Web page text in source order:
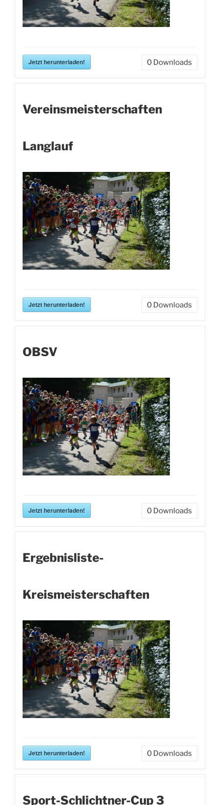
Jetzt herunterladen! 0 Downloads
Vereinsmeisterschaften
Langlauf
Jetzt herunterladen! 0 Downloads
OBSV
Jetzt herunterladen! 0 Downloads
Ergebnisliste-
Kreismeisterschaften
Jetzt herunterladen! 0 Downloads
Sport-Schlichtner-Cup 3